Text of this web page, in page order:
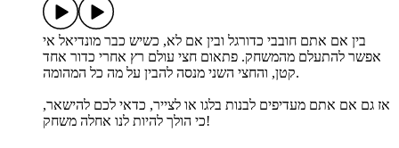
בין אם אתם חובבי כדורגל ובין אם לא, כשיש כבר מונדיאל אי
אפשר להתעלם מהמשחק. פתאום חצי עולם רץ אחרי כדור אחד
קטן, והחצי השני מנסה להבין על מה כל המהומה.
אז גם אם אתם מעדיפים לבנות בלגו או לצייר, כדאי לכם להישאר,
כי הולך להיות לנו אחלה משחק!